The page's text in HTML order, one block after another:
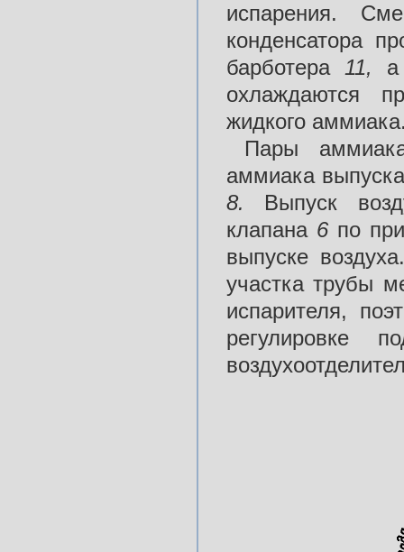
испарения.
конденсатора
барботера 11,
охлаждаются
жидкого
Пары
аммиака
8. Выпуск
клапана 6 по
выпуске
участка трубы
испарителя,
регулировке